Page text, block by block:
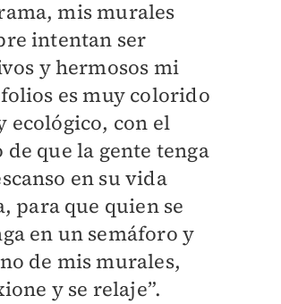
mis murales
intentan ser
y hermosos mi
es muy colorido
ecológico, con el
de que la gente tenga
en su vida
para que quien se
en un semáforo y
de mis murales,
y se relaje”.